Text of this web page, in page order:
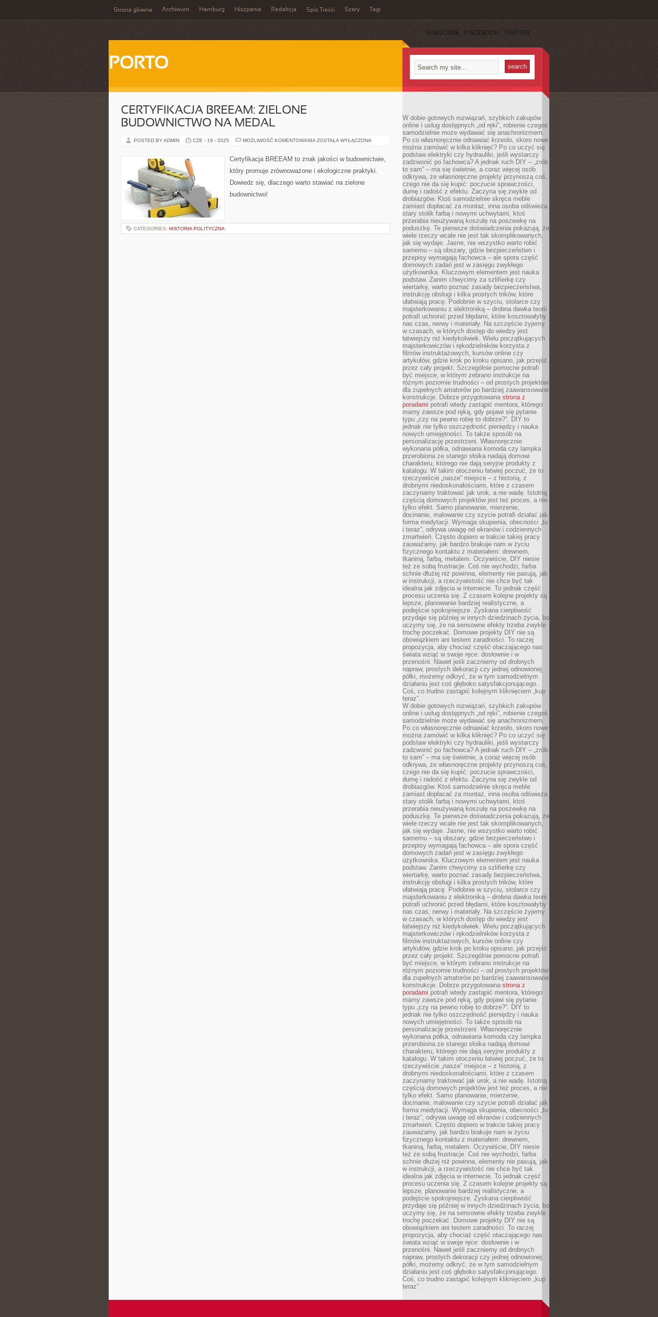
Strona główna Archiwum Hamburg Hiszpania Redakcja Spis Treści Szary Tagi
SUBSCRIBE FACEBOOK TWITTER
PORTO
CERTYFIKACJA BREEAM: ZIELONE
BUDOWNICTWO NA MEDAL
POSTED BY ADMIN CZE - 19 - 2025 MOŻLIWOŚĆ KOMENTOWANIA CERTYFIKACJA
BUDOWNICTWO
NA
ZOSTAŁA WYŁĄCZONA
Certyfikacja BREEAM to znak jakości w budownictwie,
który promuje zrównoważone i ekologiczne praktyki.
Dowiedz się, dlaczego warto stawiać na zielone
budownictwo!
CATEGORIES: HISTORIA POLITYCZNA
W dobie gotowych rozwiązań, szybkich zakupów
online i usług dostępnych „od ręki”, robienie czegoś
samodzielnie może wydawać się anachronizmem.
Po co własnoręcznie odnawiać krzesło, skoro nowe
można zamówić w kilka kliknięć? Po co uczyć się
podstaw elektryki czy hydrauliki, jeśli wystarczy
zadzwonić po fachowca? A jednak ruch DIY – „zrób
to sam” – ma się świetnie, a coraz więcej osób
odkrywa, że własnoręczne projekty przynoszą coś,
czego nie da się kupić: poczucie sprawczości,
dumę i radość z efektu. Zaczyna się zwykle od
drobiazgów. Ktoś samodzielnie skręca meble
zamiast dopłacać za montaż, inna osoba odświeża
stary stolik farbą i nowymi uchwytami, ktoś
przerabia nieużywaną koszulę na poszewkę na
poduszkę. Te pierwsze doświadczenia pokazują, że
wiele rzeczy wcale nie jest tak skomplikowanych,
jak się wydaje. Jasne, nie wszystko warto robić
samemu – są obszary, gdzie bezpieczeństwo i
przepisy wymagają fachowca – ale spora część
domowych zadań jest w zasięgu zwykłego
użytkownika. Kluczowym elementem jest nauka
podstaw. Zanim chwycimy za szlifierkę czy
wiertarkę, warto poznać zasady bezpieczeństwa,
instrukcję obsługi i kilka prostych trików, które
ułatwiają pracę. Podobnie w szyciu, stolarce czy
majsterkowaniu z elektroniką – drobna dawka teorii
potrafi uchronić przed błędami, które kosztowałyby
nas czas, nerwy i materiały. Na szczęście żyjemy
w czasach, w których dostęp do wiedzy jest
łatwiejszy niż kiedykolwiek. Wielu początkujących
majsterkowiczów i rękodzielników korzysta z
filmów instruktażowych, kursów online czy
artykułów, gdzie krok po kroku opisano, jak przejść
przez cały projekt. Szczególnie pomocne potrafi
być miejsce, w którym zebrano instrukcje na
różnym poziomie trudności – od prostych projektów
dla zupełnych amatorów po bardziej zaawansowane
konstrukcje. Dobrze przygotowana strona z
poradami potrafi wtedy zastąpić mentora, którego
mamy zawsze pod ręką, gdy pojawi się pytanie
typu „czy na pewno robię to dobrze?”. DIY to
jednak nie tylko oszczędność pieniędzy i nauka
nowych umiejętności. To także sposób na
personalizację przestrzeni. Własnoręcznie
wykonana półka, odnawiana komoda czy lampka
przerobiona ze starego słoika nadają domowi
charakteru, którego nie dają seryjne produkty z
katalogu. W takim otoczeniu łatwiej poczuć, że to
rzeczywiście „nasze” miejsce – z historią, z
drobnymi niedoskonałościami, które z czasem
zaczynamy traktować jak urok, a nie wadę. Istotną
częścią domowych projektów jest też proces, a nie
tylko efekt. Samo planowanie, mierzenie,
docinanie, malowanie czy szycie potrafi działać jak
forma medytacji. Wymaga skupienia, obecności „tu
i teraz”, odrywa uwagę od ekranów i codziennych
zmartwień. Często dopiero w trakcie takiej pracy
zauważamy, jak bardzo brakuje nam w życiu
fizycznego kontaktu z materiałem: drewnem,
tkaniną, farbą, metalem. Oczywiście, DIY niesie
też ze sobą frustracje. Coś nie wychodzi, farba
schnie dłużej niż powinna, elementy nie pasują, jak
w instrukcji, a rzeczywistość nie chce być tak
idealna jak zdjęcia w internecie. To jednak część
procesu uczenia się. Z czasem kolejne projekty są
lepsze, planowanie bardziej realistyczne, a
podejście spokojniejsze. Zyskana cierpliwość
przydaje się później w innych dziedzinach życia, bo
uczymy się, że na sensowne efekty trzeba zwykle
trochę poczekać. Domowe projekty DIY nie są
obowiązkiem ani testem zaradności. To raczej
propozycja, aby chociaż część otaczającego nas
świata wziąć w swoje ręce: dosłownie i w
przenośni. Nawet jeśli zaczniemy od drobnych
napraw, prostych dekoracji czy jednej odnowionej
półki, możemy odkryć, że w tym samodzielnym
działaniu jest coś głęboko satysfakcjonującego.
Coś, co trudno zastąpić kolejnym kliknięciem „kup
teraz”.
W dobie gotowych rozwiązań, szybkich zakupów
online i usług dostępnych „od ręki”, robienie czegoś
samodzielnie może wydawać się anachronizmem.
Po co własnoręcznie odnawiać krzesło, skoro nowe
można zamówić w kilka kliknięć? Po co uczyć się
podstaw elektryki czy hydrauliki, jeśli wystarczy
zadzwonić po fachowca? A jednak ruch DIY – „zrób
to sam” – ma się świetnie, a coraz więcej osób
odkrywa, że własnoręczne projekty przynoszą coś,
czego nie da się kupić: poczucie sprawczości,
dumę i radość z efektu. Zaczyna się zwykle od
drobiazgów. Ktoś samodzielnie skręca meble
zamiast dopłacać za montaż, inna osoba odświeża
stary stolik farbą i nowymi uchwytami, ktoś
przerabia nieużywaną koszulę na poszewkę na
poduszkę. Te pierwsze doświadczenia pokazują, że
wiele rzeczy wcale nie jest tak skomplikowanych,
jak się wydaje. Jasne, nie wszystko warto robić
samemu – są obszary, gdzie bezpieczeństwo i
przepisy wymagają fachowca – ale spora część
domowych zadań jest w zasięgu zwykłego
użytkownika. Kluczowym elementem jest nauka
podstaw. Zanim chwycimy za szlifierkę czy
wiertarkę, warto poznać zasady bezpieczeństwa,
instrukcję obsługi i kilka prostych trików, które
ułatwiają pracę. Podobnie w szyciu, stolarce czy
majsterkowaniu z elektroniką – drobna dawka teorii
potrafi uchronić przed błędami, które kosztowałyby
nas czas, nerwy i materiały. Na szczęście żyjemy
w czasach, w których dostęp do wiedzy jest
łatwiejszy niż kiedykolwiek. Wielu początkujących
majsterkowiczów i rękodzielników korzysta z
filmów instruktażowych, kursów online czy
artykułów, gdzie krok po kroku opisano, jak przejść
przez cały projekt. Szczególnie pomocne potrafi
być miejsce, w którym zebrano instrukcje na
różnym poziomie trudności – od prostych projektów
dla zupełnych amatorów po bardziej zaawansowane
konstrukcje. Dobrze przygotowana strona z
poradami potrafi wtedy zastąpić mentora, którego
mamy zawsze pod ręką, gdy pojawi się pytanie
typu „czy na pewno robię to dobrze?”. DIY to
jednak nie tylko oszczędność pieniędzy i nauka
nowych umiejętności. To także sposób na
personalizację przestrzeni. Własnoręcznie
wykonana półka, odnawiana komoda czy lampka
przerobiona ze starego słoika nadają domowi
charakteru, którego nie dają seryjne produkty z
katalogu. W takim otoczeniu łatwiej poczuć, że to
rzeczywiście „nasze” miejsce – z historią, z
drobnymi niedoskonałościami, które z czasem
zaczynamy traktować jak urok, a nie wadę. Istotną
częścią domowych projektów jest też proces, a nie
tylko efekt. Samo planowanie, mierzenie,
docinanie, malowanie czy szycie potrafi działać jak
forma medytacji. Wymaga skupienia, obecności „tu
i teraz”, odrywa uwagę od ekranów i codziennych
zmartwień. Często dopiero w trakcie takiej pracy
zauważamy, jak bardzo brakuje nam w życiu
fizycznego kontaktu z materiałem: drewnem,
tkaniną, farbą, metalem. Oczywiście, DIY niesie
też ze sobą frustracje. Coś nie wychodzi, farba
schnie dłużej niż powinna, elementy nie pasują, jak
w instrukcji, a rzeczywistość nie chce być tak
idealna jak zdjęcia w internecie. To jednak część
procesu uczenia się. Z czasem kolejne projekty są
lepsze, planowanie bardziej realistyczne, a
podejście spokojniejsze. Zyskana cierpliwość
przydaje się później w innych dziedzinach życia, bo
uczymy się, że na sensowne efekty trzeba zwykle
trochę poczekać. Domowe projekty DIY nie są
obowiązkiem ani testem zaradności. To raczej
propozycja, aby chociaż część otaczającego nas
świata wziąć w swoje ręce: dosłownie i w
przenośni. Nawet jeśli zaczniemy od drobnych
napraw, prostych dekoracji czy jednej odnowionej
półki, możemy odkryć, że w tym samodzielnym
działaniu jest coś głęboko satysfakcjonującego.
Coś, co trudno zastąpić kolejnym kliknięciem „kup
teraz”.